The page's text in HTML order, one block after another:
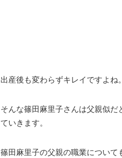
出産後も変わらずキレイですよね。
そんな篠田麻里子さんは父親似
ていきます。
篠田麻里子の父親の職業について